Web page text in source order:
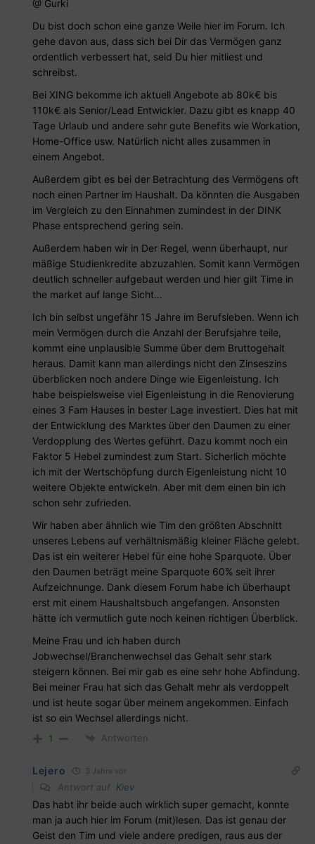
@ Gurki
Du bist doch schon eine ganze Weile hier im Forum. Ich
gehe davon aus, dass sich bei Dir das Vermögen ganz
ordentlich verbessert hat, seid Du hier mitliest und
schreibst.
Bei XING bekomme ich aktuell Angebote ab 80k€ bis
110k€ als Senior/Lead Entwickler. Dazu gibt es knapp 40
Tage Urlaub und andere sehr gute Benefits wie Workation,
Home-Office usw. Natürlich nicht alles zusammen in
einem Angebot.
Außerdem gibt es bei der Betrachtung des Vermögens oft
noch einen Partner im Haushalt. Da könnten die Ausgaben
im Vergleich zu den Einnahmen zumindest in der DINK
Phase entsprechend gering sein.
Außerdem haben wir in Der Regel, wenn überhaupt, nur
mäßige Studienkredite abzuzahlen. Somit kann Vermögen
deutlich schneller aufgebaut werden und hier gilt Time in
the market auf lange Sicht…
Ich bin selbst ungefähr 15 Jahre im Berufsleben. Wenn ich
mein Vermögen durch die Anzahl der Berufsjahre teile,
kommt eine unplausible Summe über dem Bruttogehalt
heraus. Damit kann man allerdings nicht den Zinseszins
überblicken noch andere Dinge wie Eigenleistung. Ich
habe beispielsweise viel Eigenleistung in die Renovierung
eines 3 Fam Hauses in bester Lage investiert. Dies hat mit
der Entwicklung des Marktes über den Daumen zu einer
Verdopplung des Wertes geführt. Dazu kommt noch ein
Faktor 5 Hebel zumindest zum Start. Sicherlich möchte
ich mit der Wertschöpfung durch Eigenleistung nicht 10
weitere Objekte entwickeln. Aber mit dem einen bin ich
schon sehr zufrieden.
Wir haben aber ähnlich wie Tim den größten Abschnitt
unseres Lebens auf verhältnismäßig kleiner Fläche gelebt.
Das ist ein weiterer Hebel für eine hohe Sparquote. Über
den Daumen beträgt meine Sparquote 60% seit ihrer
Aufzeichnunge. Dank diesem Forum habe ich überhaupt
erst mit einem Haushaltsbuch angefangen. Ansonsten
hätte ich vermutlich gute noch keinen richtigen Überblick.
Meine Frau und ich haben durch
Jobwechsel/Branchenwechsel das Gehalt sehr stark
steigern können. Bei mir gab es eine sehr hohe Abfindung.
Bei meiner Frau hat sich das Gehalt mehr als verdoppelt
und ist heute sogar über meinem angekommen. Einfach
ist so ein Wechsel allerdings nicht.
1 Antworten
Lejero 3 Jahre vor
Antwort auf Kiev
Das habt ihr beide auch wirklich super gemacht, konnte
man ja auch hier im Forum (mit)lesen. Das ist genau der
Geist den Tim und viele andere predigen, raus aus der